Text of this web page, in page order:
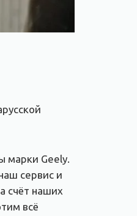
марки Geely.
сервис и
счёт наших
всё